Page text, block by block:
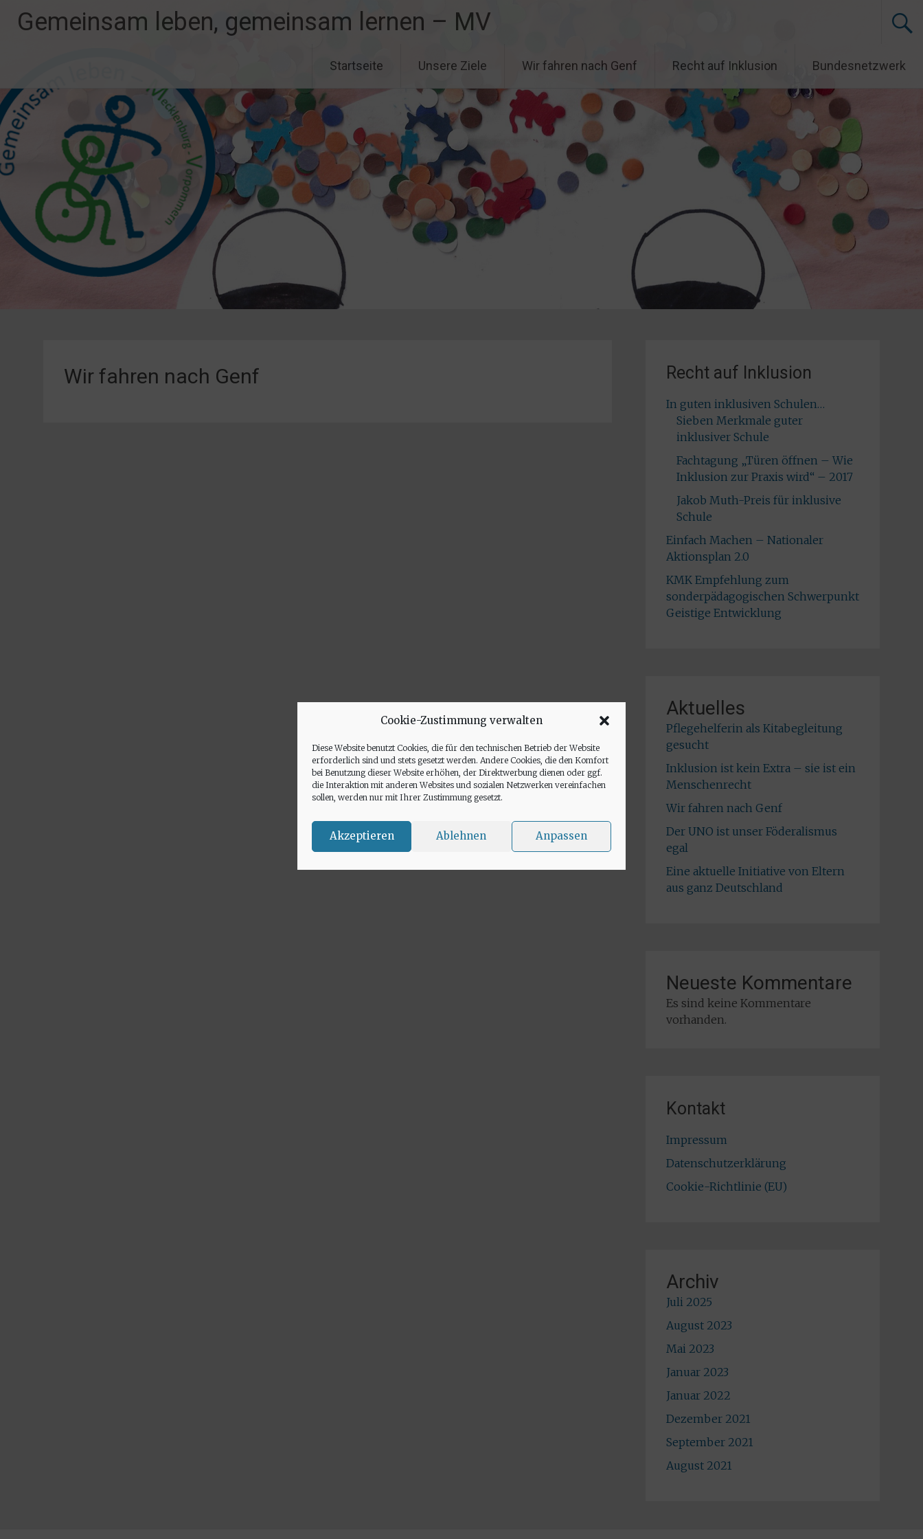
Cookie-Zustimmung verwalten
Diese Website benutzt Cookies, die für den technischen Betrieb der Website
erforderlich sind und stets gesetzt werden. Andere Cookies, die den Komfort
bei Benutzung dieser Website erhöhen, der Direktwerbung dienen oder ggf.
die Interaktion mit anderen Websites und sozialen Netzwerken vereinfachen
sollen, werden nur mit Ihrer Zustimmung gesetzt.
Akzeptieren Ablehnen Anpassen
InhaltGemeinsam leben, gemeinsam lernen – MV
Startseite Unsere Ziele Wir fahren nach Genf Recht auf Inklusion Bundesnetzwerk
Wir fahren nach Genf Recht auf Inklusion
In guten inklusiven Schulen…
Sieben Merkmale guter
inklusiver Schule
Fachtagung „Türen öffnen – Wie
Inklusion zur Praxis wird“ – 2017
Jakob Muth-Preis für inklusive
Schule
Einfach Machen – Nationaler
Aktionsplan 2.0
KMK Empfehlung zum
sonderpädagogischen Schwerpunkt
Geistige Entwicklung
Aktuelles
Pflegehelferin als Kitabegleitung
gesucht
Inklusion ist kein Extra – sie ist ein
Menschenrecht
Wir fahren nach Genf
Der UNO ist unser Föderalismus
egal
Eine aktuelle Initiative von Eltern
aus ganz Deutschland
Neueste Kommentare
Es sind keine Kommentare
vorhanden.
Kontakt
Impressum
Datenschutzerklärung
Cookie-Richtlinie (EU)
Archiv
Juli 2025
August 2023
Mai 2023
Januar 2023
Januar 2022
Dezember 2021
September 2021
August 2021